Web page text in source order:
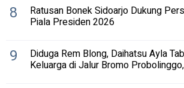
8 Ratusan Bonek Sidoarjo Dukung
Piala Presiden 2026
9 Diduga Rem Blong, Daihatsu Ayla
Keluarga di Jalur Bromo